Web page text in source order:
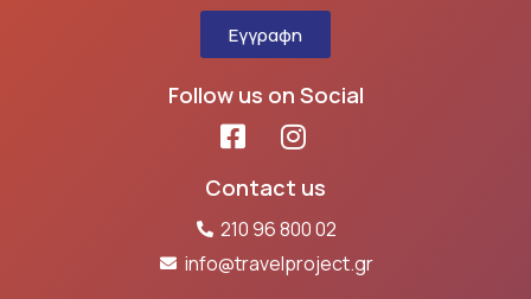
Εγγραφη
Follow us on Social
Contact us
210 96 800 02
info@travelproject.gr